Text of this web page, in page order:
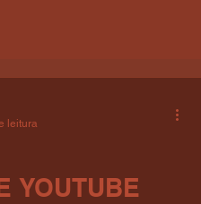
YOUTUBE
leitura